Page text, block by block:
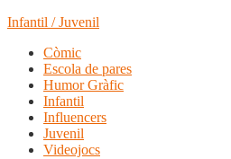
Infantil / Juvenil
Còmic
Escola de pares
Humor Gràfic
Infantil
Influencers
Juvenil
Videojocs